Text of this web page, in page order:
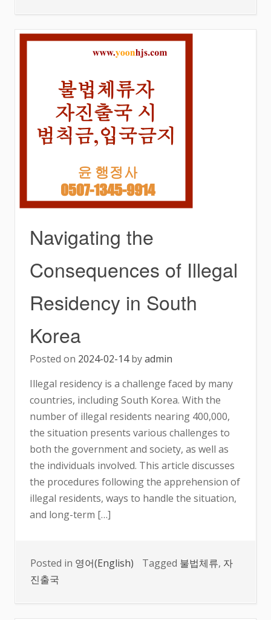
Navigating the
Consequences of Illegal
Residency in South
Korea
Posted on 2024-02-14byadmin
Illegal residency is a challenge faced by many
countries, including South Korea. With the
number of illegal residents nearing 400,000,
the situation presents various challenges to
both the government and society, as well as
the individuals involved. This article discusses
the procedures following the apprehension of
illegal residents, ways to handle the situation,
and long-term […]
Posted in 영어(English) Tagged 불법체류, 자
진출국